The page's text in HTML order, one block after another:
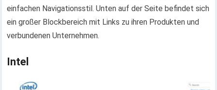
einfachen Navigationsstil. Unten auf der Seite befindet sich
ein großer Blockbereich mit Links zu ihren Produkten und
verbundenen Unternehmen.
Intel